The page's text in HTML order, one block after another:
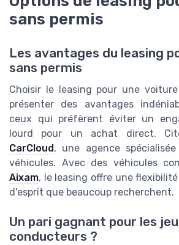
sans permis
Les avantages du leasing
sans permis
Choisir le leasing pour une
présenter des avantages
ceux qui préfèrent éviter un
lourd pour un achat direct.
CarCloud, une agence
véhicules. Avec des véhicules
Aixam, le leasing offre une
d'esprit que beaucoup recherchent.
Un pari gagnant pour les
conducteurs ?